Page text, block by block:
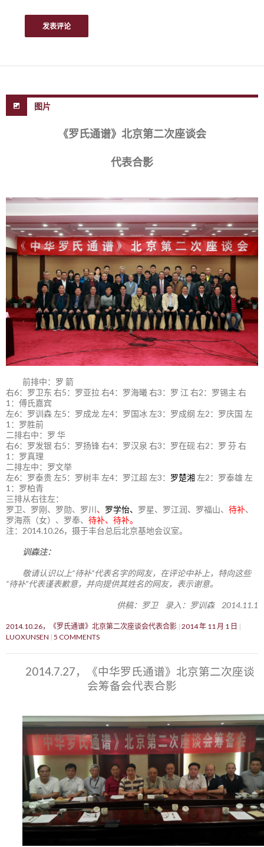
图片
《罗氏通谱》北京第二次座谈会
代表合影
前排中：罗 箭
右6：罗卫东 右5：罗亚拉 右4：罗海曦 右3：罗 江 右2：罗锡主 右
1：傅氏嘉宾
左6：罗训森 左5：罗成龙 左4：罗国冰 左3：罗成纲 左2：罗庆国 左
1：罗胜前
二排右中：罗 华
右6：罗发银 右5：罗扬锋 右4：罗汉泉 右3：罗在砚 右2：罗 芬 右
1：罗真理
二排左中：罗文举
左6：罗泰贵 左5：罗树丰 左4：罗江超 左3： 罗楚湘 左2：罗泰雄 左
1：罗柏青
三排从右往左：
罗卫、罗刚、罗勋、罗川 、 罗学怡、 罗星、罗江润、罗福山、 待补、
罗海燕（女）、罗奉、 待补、待补。
注：2014.10.26，摄于丰台总后北京基地会议室。
训森注：
敬请认识以上“待补”代表名字的网友，在评论中补上，特向这些
“待补”代表谨表歉意，并向提供其姓名的网友，表示谢意。
供稿：罗卫 录入：罗训森 2014.11.1
2014.10.26，《罗氏通谱》北京第二次座谈会代表合影 2014 年 11 月 1 日
LUOXUNSEN 5 COMMENTS
2014.7.27，《中华罗氏通谱》北京第二次座谈
会筹备会代表合影